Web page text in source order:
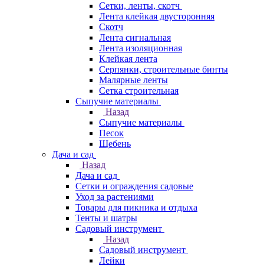
Сетки, ленты, скотч
Лента клейкая двусторонняя
Скотч
Лента сигнальная
Лента изоляционная
Клейкая лента
Серпянки, строительные бинты
Малярные ленты
Сетка строительная
Сыпучие материалы
Назад
Сыпучие материалы
Песок
Щебень
Дача и сад
Назад
Дача и сад
Сетки и ограждения садовые
Уход за растениями
Товары для пикника и отдыха
Тенты и шатры
Садовый инструмент
Назад
Садовый инструмент
Лейки